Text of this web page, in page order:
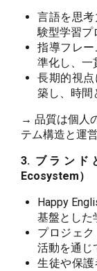
言語を思
験型学習プ
指導フレ
準化し、一
長期的視
築し、時間
→ 品質は個人
テム構造と運
3. ブランド
Ecosystem）
Happy
基盤とした
プロジェ
活動を通じ
生徒や保